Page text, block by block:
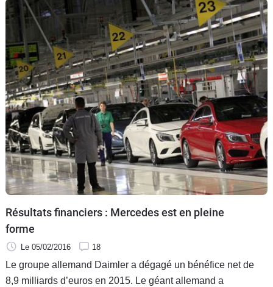
Guide
d'achat
Electriques
Utilitaires
Flottes
Auto
Services
Forum
Moto
Marques
Résultats financiers : Mercedes est en pleine
forme
Le 05/02/2016 18
Le groupe allemand Daimler a dégagé un bénéfice net de
8,9 milliards d’euros en 2015. Le géant allemand a